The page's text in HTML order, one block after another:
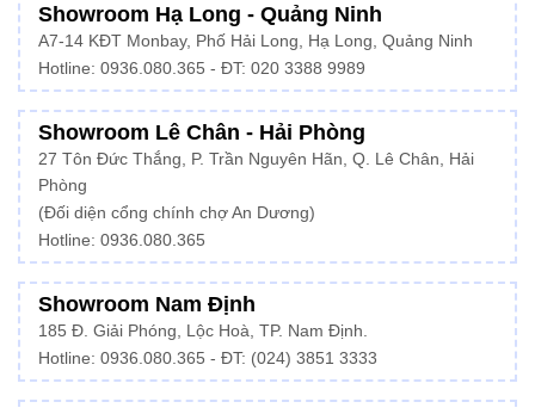
Showroom Hạ Long - Quảng Ninh
A7-14 KĐT Monbay, Phố Hải Long, Hạ Long, Quảng Ninh
Hotline: 0936.080.365 - ĐT: 020 3388 9989
Showroom Lê Chân - Hải Phòng
27 Tôn Đức Thắng, P. Trần Nguyên Hãn, Q. Lê Chân, Hải
Phòng
(Đối diện cổng chính chợ An Dương)
Hotline: 0936.080.365
Showroom Nam Định
185 Đ. Giải Phóng, Lộc Hoà, TP. Nam Định.
Hotline: 0936.080.365 - ĐT: (024) 3851 3333